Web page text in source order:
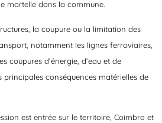
mortelle dans la commune.
la coupure ou la limitation des
notamment les lignes ferroviaires,
coupures d’énergie, d’eau et de
conséquences matérielles de
est entrée sur le territoire, Coimbra et